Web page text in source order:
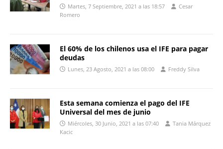
Martes, 7 Septiembre, 2021 a las 18:57
Cesar
Romero
El 60% de los chilenos usa el IFE para pagar
deudas
Lunes, 23 Agosto, 2021 a las 08:00 Freddy Silva
Esta semana comienza el pago del IFE
Universal del mes de junio
Miércoles, 30 Junio, 2021 a las 07:40
Tania Márquez
Kacic